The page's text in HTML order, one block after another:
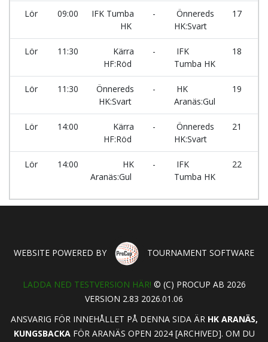
Lör 09:00
IFK Tumba
HK
-
Önnereds
HK:Svart
17
Lör 11:30
Kärra
HF:Röd
-
IFK
Tumba HK
18
Lör 11:30
Önnereds
HK:Svart
-
HK
Aranäs:Gul
19
Lör 14:00
Kärra
HF:Röd
-
Önnereds
HK:Svart
21
Lör 14:00
HK
Aranäs:Gul
-
IFK
Tumba HK
22
WEBSITE POWERED BY TOURNAMENT SOFTWARE
LADDA NED TESTVERSION HÄR! © (C) PROCUP AB 2026
VERSION 2.83 2026.01.06
ANSVARIG FÖR INNEHÅLLET PÅ DENNA SIDA ÄR HK ARANÄS,
KUNGSBACKAFÖR ARANÄS OPEN 2024 [ARCHIVED]. OM DU